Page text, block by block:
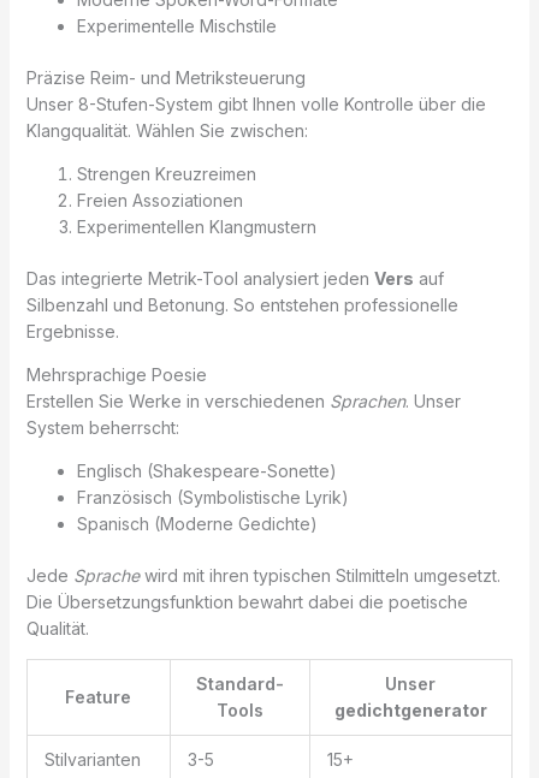
Experimentelle Mischstile
Präzise Reim- und Metriksteuerung
Unser 8-Stufen-System gibt Ihnen volle Kontrolle über die
Klangqualität. Wählen Sie zwischen:
Strengen Kreuzreimen
Freien Assoziationen
Experimentellen Klangmustern
Das integrierte Metrik-Tool analysiert jeden Vers auf
Silbenzahl und Betonung. So entstehen professionelle
Ergebnisse.
Mehrsprachige Poesie
Erstellen Sie Werke in verschiedenen Sprachen. Unser
System beherrscht:
Englisch (Shakespeare-Sonette)
Französisch (Symbolistische Lyrik)
Spanisch (Moderne Gedichte)
Jede Sprachewird mit ihren typischen Stilmitteln umgesetzt.
Die Übersetzungsfunktion bewahrt dabei die poetische
Qualität.
Feature
Standard-
Tools
Unser
gedichtgenerator
Stilvarianten 3-5 15+